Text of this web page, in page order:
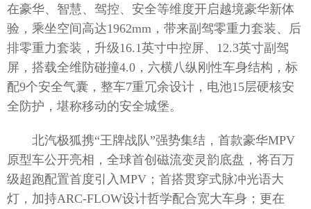
在豪华、智慧、驾控、安全等维度开启越境豪华新体
验，乘坐空间高达1962mm，带来副驾零重力套装、后
排零重力套装，升级16.1英寸中控屏、12.3英寸副驾
屏，搭载全维防碰撞4.0，六横八纵刚性车身结构，标
配9个安全气囊，整车7重冗余设计，电池15层硬核安
全防护，堪称移动的安全城堡。
北汽极狐携“王牌战队”强势集结，首款豪华MPV
原型车公开亮相，全球首创磁流变灵韵底盘，将百万
级超跑配置首度引入MPV；首搭贯穿式脉冲光语大
灯，加持ARC-FLOW设计哲学配合宽大车身；更在